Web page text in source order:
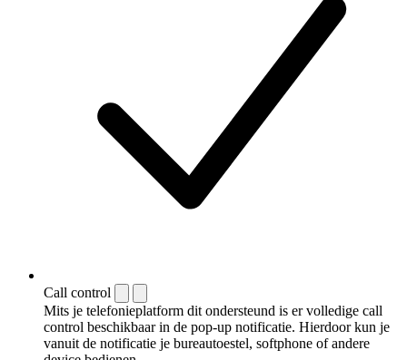
Call control
Mits je telefonieplatform dit ondersteund is er volledige call
control beschikbaar in de pop-up notificatie. Hierdoor kun je
vanuit de notificatie je bureautoestel, softphone of andere